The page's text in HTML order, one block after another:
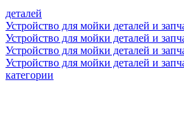
деталей
Устройство для мойки деталей и
Устройство для мойки деталей и
Устройство для мойки деталей и
Устройство для мойки деталей и
категории